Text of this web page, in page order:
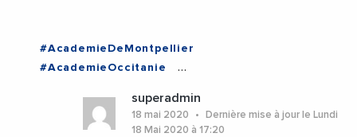
#AcademieDeMontpellier
#AcademieOccitanie
#Coronavirus
#Education
#Herault
#KleberMesquida
superadmin
18 mai 2020
Dernière mise à jour le Lundi
18 Mai 2020 à 17:20